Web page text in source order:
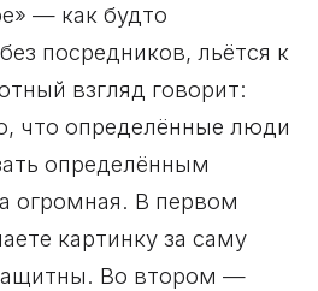
— как будто
посредников, льётся к
взгляд говорит:
что определённые люди
определённым
огромная. В первом
картинку за саму
Во втором —